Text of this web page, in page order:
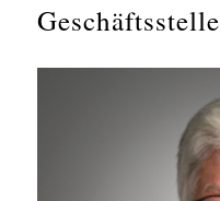
Geschäftsstelle